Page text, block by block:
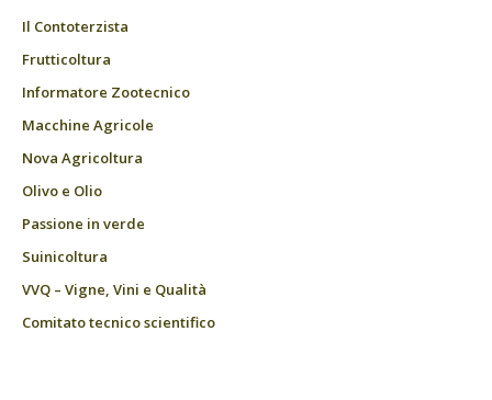
Il Contoterzista
Frutticoltura
Informatore Zootecnico
Macchine Agricole
Nova Agricoltura
Olivo e Olio
Passione in verde
Suinicoltura
VVQ – Vigne, Vini e Qualità
Comitato tecnico scientifico